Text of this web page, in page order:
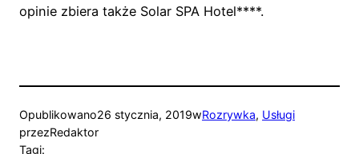
opinie zbiera także Solar SPA Hotel****.
Opublikowano26 stycznia, 2019wRozrywka, Usługi
przezRedaktor
Tagi: